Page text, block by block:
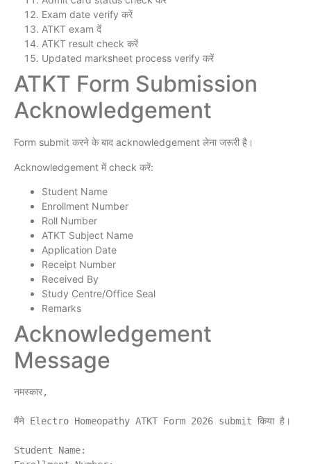
Exam date verify करें
ATKT exam दें
ATKT result check करें
Updated marksheet process verify करें
ATKT Form Submission
Acknowledgement
Form submit करने के बाद acknowledgement लेना जरूरी है।
Acknowledgement में check करें:
Student Name
Enrollment Number
Roll Number
ATKT Subject Name
Application Date
Receipt Number
Received By
Study Centre/Office Seal
Remarks
Acknowledgement
Message
नमस्कार,
मैंने Electro Homeopathy ATKT Form 2026 submit किया है।
Student Name: